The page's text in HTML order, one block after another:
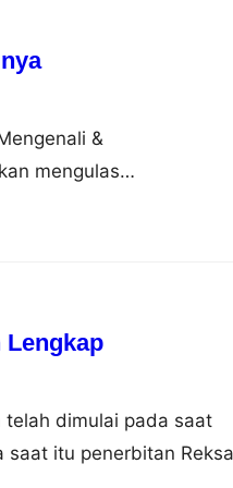
&
mengulas
pengertian, contoh,
agar dapat lebih
Lengkap
telah dimulai pada saat
saat itu penerbitan Reksa